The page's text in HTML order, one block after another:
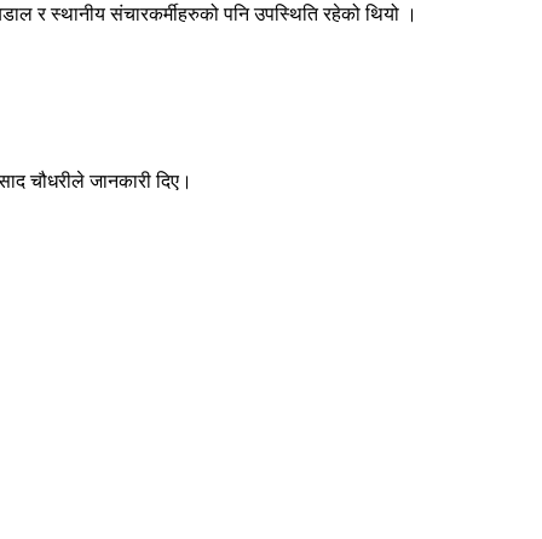
र स्थानीय संचारकर्मीहरुको पनि उपस्थिति रहेको थियो ।
चौधरीले जानकारी दिए।